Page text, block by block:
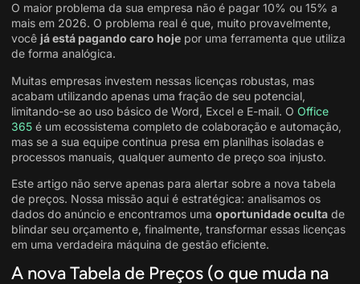
O maior problema da sua empresa não é pagar 10% ou 15% a
mais em 2026. O problema real é que, muito provavelmente,
você já está pagando caro hoje por uma ferramenta que utiliza
de forma analógica.
Muitas empresas investem nessas licenças robustas, mas
acabam utilizando apenas uma fração de seu potencial,
limitando-se ao uso básico de Word, Excel e E-mail. O Office
365 é um ecossistema completo de colaboração e automação,
mas se a sua equipe continua presa em planilhas isoladas e
processos manuais, qualquer aumento de preço soa injusto.
Este artigo não serve apenas para alertar sobre a nova tabela
de preços. Nossa missão aqui é estratégica: analisamos os
dados do anúncio e encontramos uma oportunidade oculta de
blindar seu orçamento e, finalmente, transformar essas licenças
em uma verdadeira máquina de gestão eficiente.
A nova Tabela de Preços (o que muda na